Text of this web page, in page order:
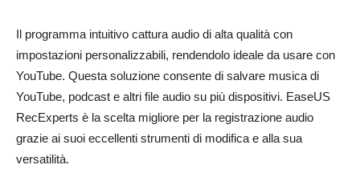
Il programma intuitivo cattura audio di alta qualità con
impostazioni personalizzabili, rendendolo ideale da usare con
YouTube. Questa soluzione consente di salvare musica di
YouTube, podcast e altri file audio su più dispositivi. EaseUS
RecExperts è la scelta migliore per la registrazione audio
grazie ai suoi eccellenti strumenti di modifica e alla sua
versatilità.